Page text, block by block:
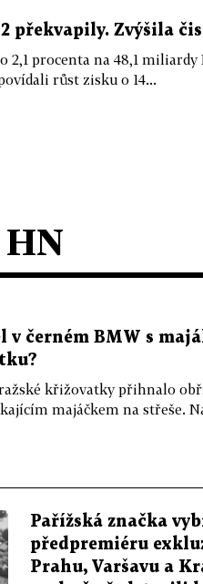
překvapily. Zvýšila
2,1 procenta na 48,1 miliardy
růst zisku o 14...
v černém BMW s
křižovatky přihnalo
majáčkem na střeše.
Pařížská značka
předpremiéru
Prahu, Varšavu a